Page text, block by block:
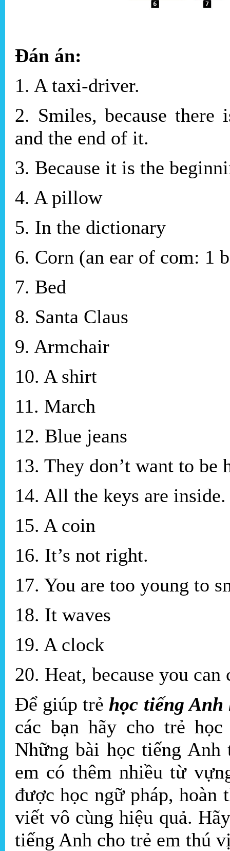
Đán án:
1. A taxi-driver.
2. Smiles, because
and the end of it.
3. Because it is the
4. A pillow
5. In the dictionary
6. Corn (an ear of com: 1
7. Bed
8. Santa Claus
9. Armchair
10. A shirt
11. March
12. Blue jeans
13. They don’t want to be
14. All the keys are inside.
15. A coin
16. It’s not right.
17. You are too young to
18. It waves
19. A clock
20. Heat, because you can
Để giúp trẻ học tiếng Anh
các bạn hãy cho trẻ
Những bài học tiếng
em có thêm nhiều từ
được học ngữ pháp, hoàn
viết vô cùng hiệu quả.
tiếng Anh cho trẻ em thú